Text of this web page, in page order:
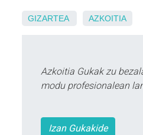
GIZARTEA AZKOITIA
Azkoitia Gukak zu
modu profesionalean
Izan Gukakide